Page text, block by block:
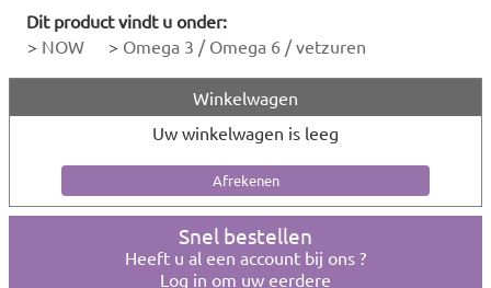
Dit product vindt u onder:
> NOW > Omega 3 / Omega 6 / vetzuren
Winkelwagen
Uw winkelwagen is leeg
Snel bestellen
Heeft u al een account bij ons ?
Log in om uw eerdere